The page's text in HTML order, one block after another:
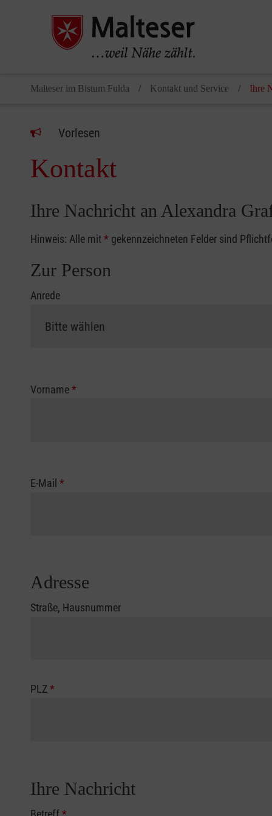
Malteser im Bistum Fulda Kontakt und Service Ihre
Vorlesen
Kontakt
Ihre Nachricht an Alexandra
Hinweis: Alle mit* gekennzeichneten Felder sind
Zur Person
Anrede
Vorname*
E-Mail *
Adresse
Straße, Hausnummer
PLZ*
Ihre Nachricht